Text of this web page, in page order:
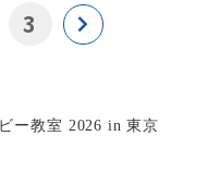
3